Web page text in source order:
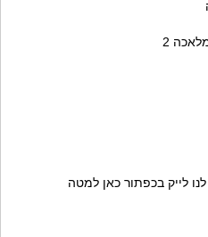
2
לנו לייק בכפתור כאן למטה